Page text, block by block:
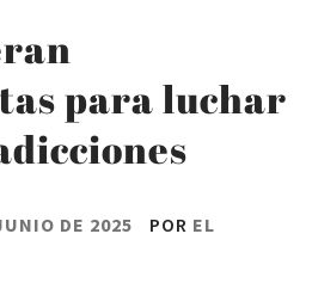
para luchar
DE 2025 POR EL